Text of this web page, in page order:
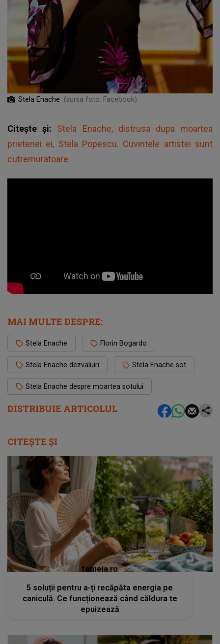
DISTRIBUIE ARTICOLUL
Stela Enache (sursa foto: Facebook)
Citește și: Stela Enache, distrusa dupa moartea
prietenei ei, Stela Popescu. Cuvintele artistei sunt
cutremuratoare
MAI MULTE DESPRE:
Stela Enache Florin Bogardo
Stela Enache dezvaluiri Stela Enache sot
Stela Enache despre moartea sotului
CITEȘTE ȘI
femeia.ro
5 soluții pentru a-ți recăpăta energia pe
caniculă. Ce funcționează când căldura te
epuizează